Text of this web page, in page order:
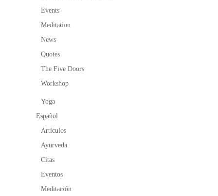
Events
Meditation
News
Quotes
The Five Doors
Workshop
Yoga
Español
Artículos
Ayurveda
Citas
Eventos
Meditación